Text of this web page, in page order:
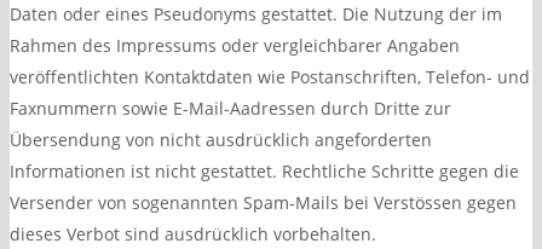
Daten oder eines Pseudonyms gestattet. Die Nutzung der im
Rahmen des Impressums oder vergleichbarer Angaben
veröffentlichten Kontaktdaten wie Postanschriften, Telefon- und
Faxnummern sowie E-Mail-Aadressen durch Dritte zur
Übersendung von nicht ausdrücklich angeforderten
Informationen ist nicht gestattet. Rechtliche Schritte gegen die
Versender von sogenannten Spam-Mails bei Verstössen gegen
dieses Verbot sind ausdrücklich vorbehalten.